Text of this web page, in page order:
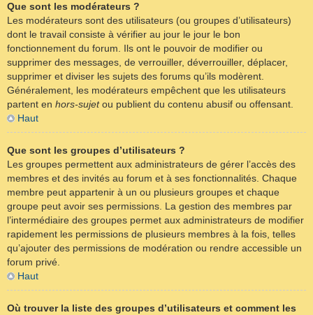
Que sont les modérateurs ?
Les modérateurs sont des utilisateurs (ou groupes d’utilisateurs)
dont le travail consiste à vérifier au jour le jour le bon
fonctionnement du forum. Ils ont le pouvoir de modifier ou
supprimer des messages, de verrouiller, déverrouiller, déplacer,
supprimer et diviser les sujets des forums qu’ils modèrent.
Généralement, les modérateurs empêchent que les utilisateurs
partent en hors-sujetou publient du contenu abusif ou offensant.
Haut
Que sont les groupes d’utilisateurs ?
Les groupes permettent aux administrateurs de gérer l’accès des
membres et des invités au forum et à ses fonctionnalités. Chaque
membre peut appartenir à un ou plusieurs groupes et chaque
groupe peut avoir ses permissions. La gestion des membres par
l’intermédiaire des groupes permet aux administrateurs de modifier
rapidement les permissions de plusieurs membres à la fois, telles
qu’ajouter des permissions de modération ou rendre accessible un
forum privé.
Haut
Où trouver la liste des groupes d’utilisateurs et comment les